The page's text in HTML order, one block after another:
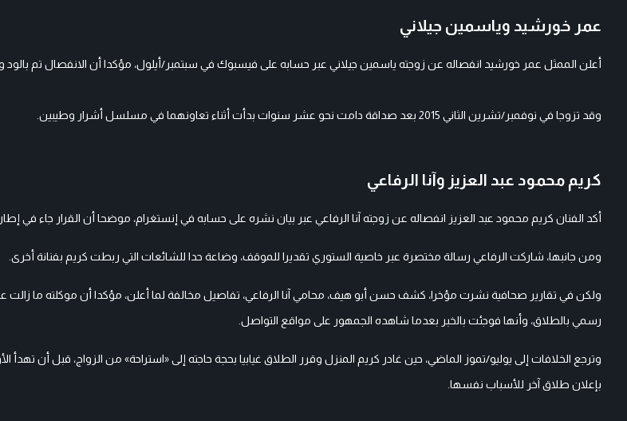
عمر خورشيد وياسمين جيلاني
أعلن الممثل عمر خورشيد انفصاله عن زوجته ياسمين جيلاني عبر حسابه على فيسبوك في سبتمبر/أيلول، مؤكدا أن الانفصال تم بالود
وقد تزوجا في نوفمبر/تشرين الثاني 2015 بعد صداقة دامت نحو عشر سنوات بدأت أثناء تعاونهما في مسلسل أشرار وطيبين.
كريم محمود عبد العزيز وآنا الرفاعي
أكد الفنان كريم محمود عبد العزيز انفصاله عن زوجته آنا الرفاعي عبر بيان نشره على حسابه في إنستغرام، موضحا أن القرار جاء في إطار
ومن جانبها، شاركت الرفاعي رسالة مختصرة عبر خاصية الستوري تقديرا للموقف، وضاعة حدا للشائعات التي ربطت كريم بفنانة أخرى.
ولكن في تقارير صحافية نشرت مؤخرا، كشف حسن أبو هيف، محامي آنا الرفاعي، تفاصيل مخالفة لما أعلن، مؤكدا أن موكلته ما زالت
رسمي بالطلاق، وأنها فوجئت بالخبر بعدما شاهده الجمهور على مواقع التواصل.
وترجع الخلافات إلى يوليو/تموز الماضي، حين غادر كريم المنزل وقرر الطلاق غيابيا بحجة حاجته إلى «استراحة» من الزواج، قبل أن تهدأ
بإعلان طلاق آخر للأسباب نفسها.